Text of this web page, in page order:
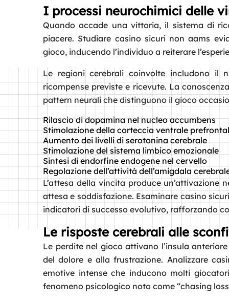
I processi neurochimici delle
Quando accade una vittoria, il sistema di
piacere. Studiare casino sicuri non aams
gioco, inducendo l’individuo a reiterare
Le regioni cerebrali coinvolte includono il
ricompense previste e ricevute. La
pattern neurali che distinguono il gioco
Rilascio di dopamina nel nucleo accumbens
Stimolazione della corteccia ventrale
Aumento dei livelli di serotonina cerebrale
Stimolazione del sistema limbico emozionale
Sintesi di endorfine endogene nel cervello
Regolazione dell’attività dell’amigdala
L’attesa della vincita produce
attesa e soddisfazione. Esaminare casino
indicatori di successo evolutivo, rafforzando
Le risposte cerebrali alle
Le perdite nel gioco attivano l’insula
del dolore e alla frustrazione. Analizzare
emotive intense che inducono molti
fenomeno psicologico noto come “chasing